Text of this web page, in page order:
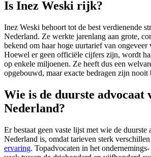
Is Inez Weski rijk?
Inez Weski behoort tot de best verdienende
Nederland. Ze werkte jarenlang aan grote,
bekend om haar hoge uurtarief van ongeveer
Hoewel er geen officiële cijfers zijn, wordt
op enkele miljoenen. Ze heeft dus een
opgebouwd, maar exacte bedragen zijn nooit
Wie is de duurste advocaat
Nederland?
Er bestaat geen vaste lijst met wie de duurste
Nederland is, omdat tarieven sterk
ervaring. Topadvocaten in het